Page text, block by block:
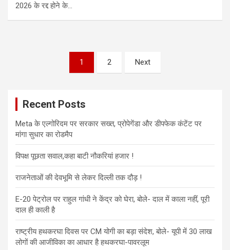
2026 के रद्द होने के…
1 2 Next
Recent Posts
Meta के एल्गोरिदम पर सरकार सख्त, प्रोपेगेंडा और डीपफेक कंटेंट पर
मांगा सुधार का रोडमैप
विपक्ष पूछता सवाल,कहा बाटी नौकरियां हजार !
राजनेताओं की देवभूमि से लेकर दिल्ली तक दौड़ !
E-20 पेट्रोल पर राहुल गांधी ने केंद्र को घेरा, बोले- दाल में काला नहीं, पूरी
दाल ही काली है
राष्ट्रीय हथकरघा दिवस पर CM योगी का बड़ा संदेश, बोले- यूपी में 30 लाख
लोगों की आजीविका का आधार है हथकरघा-पावरलूम